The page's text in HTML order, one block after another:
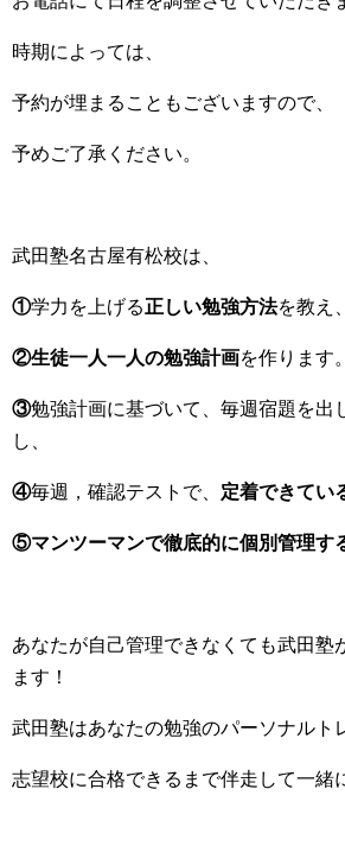
時期によっては、
予約が埋まることもございますので、
予めご了承ください。
武田塾名古屋有松校は、
①学力を上げる正しい勉強方法を教え、
②生徒一人一人の勉強計画を作ります。
③勉強計画に基づいて、毎週宿題を出
し、
④毎週，確認テストで、 定着できてい
⑤マンツーマンで徹底的に個別管理す
あなたが自己管理できなくても武田塾
ます！
武田塾はあなたの勉強のパーソナルト
志望校に合格できるまで伴走して一緒